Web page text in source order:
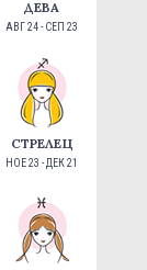
ДЕВА
АВГ 24 - СЕП 23
СТРЕЛЕЦ
НОЕ 23 - ДЕК 21